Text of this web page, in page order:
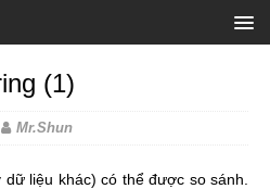
(1)
Mr.Shun
liệu khác) có thể được so sánh.